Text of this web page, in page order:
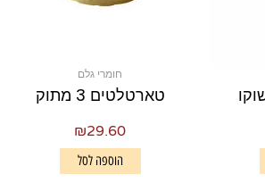
חומרי גלם
טארטלטים 3 מתוק
₪29.60
הוספה לסל